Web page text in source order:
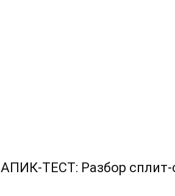
АПИК-ТЕСТ: Разбор